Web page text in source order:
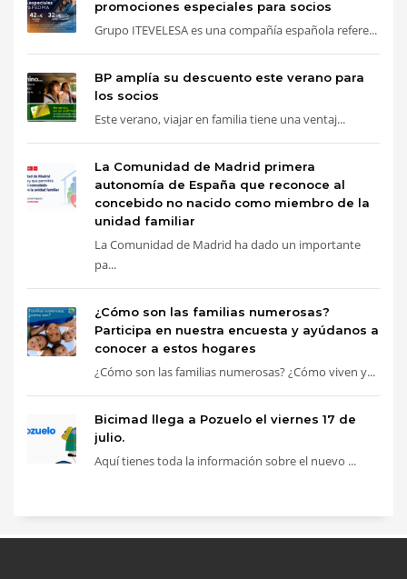
promociones especiales para socios
Grupo ITEVELESA es una compañía española refere...
BP amplía su descuento este verano para
los socios
Este verano, viajar en familia tiene una ventaj...
La Comunidad de Madrid primera
autonomía de España que reconoce al
concebido no nacido como miembro de la
unidad familiar
La Comunidad de Madrid ha dado un importante
pa...
¿Cómo son las familias numerosas?
Participa en nuestra encuesta y ayúdanos a
conocer a estos hogares
¿Cómo son las familias numerosas? ¿Cómo viven y...
Bicimad llega a Pozuelo el viernes 17 de
julio.
Aquí tienes toda la información sobre el nuevo ...